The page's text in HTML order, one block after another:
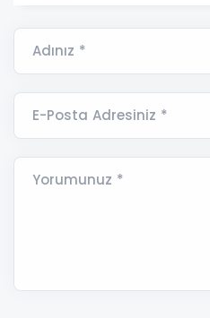
Adınız *
E-Posta Adresiniz *
Yorumunuz *